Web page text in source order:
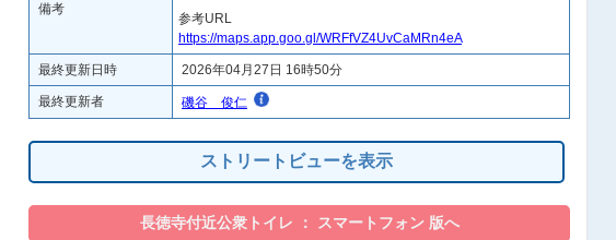
備考
参考URL
https://maps.app.goo.gl/WRFfVZ4UvCaMRn4eA
最終更新日時 2026年04月27日 16時50分
最終更新者 磯谷 俊仁
ストリートビューを表示